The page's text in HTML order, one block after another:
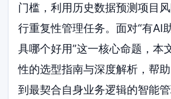
门槛，利用历史数据预测项目
行重复性管理任务。面对“有AI
具哪个好用”这一核心命题，本
性的选型指南与深度解析，帮
到最契合自身业务逻辑的智能管